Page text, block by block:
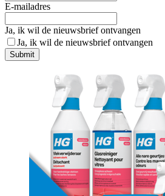
E-mailadres
Ja, ik wil de nieuwsbrief ontvangen
Ja, ik wil de nieuwsbrief ontvangen
Submit